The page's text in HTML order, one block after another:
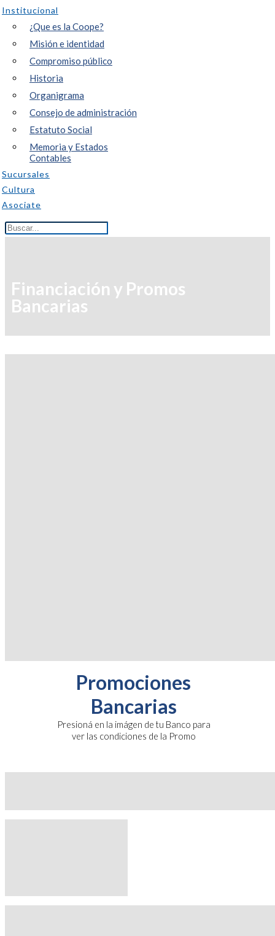
Institucional
¿Que es la Coope?
Misión e identidad
Compromiso público
Historia
Organigrama
Consejo de administración
Estatuto Social
Memoria y Estados
Contables
Sucursales
Cultura
Asociate
Financiación y Promos
Bancarias
Promociones
Bancarias
Presioná en la imágen de tu Banco para
ver las condiciones de la Promo